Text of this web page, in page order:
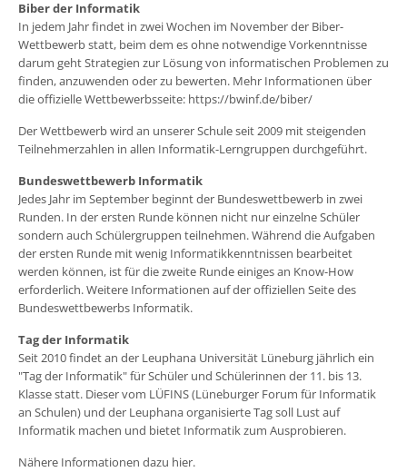
Biber der Informatik
In jedem Jahr findet in zwei Wochen im November der Biber-
Wettbewerb statt, beim dem es ohne notwendige Vorkenntnisse
darum geht Strategien zur Lösung von informatischen Problemen zu
finden, anzuwenden oder zu bewerten. Mehr Informationen über
die offizielle Wettbewerbsseite: https://bwinf.de/biber/
Der Wettbewerb wird an unserer Schule seit 2009 mit steigenden
Teilnehmerzahlen in allen Informatik-Lerngruppen durchgeführt.
Bundeswettbewerb Informatik
Jedes Jahr im September beginnt der Bundeswettbewerb in zwei
Runden. In der ersten Runde können nicht nur einzelne Schüler
sondern auch Schülergruppen teilnehmen. Während die Aufgaben
der ersten Runde mit wenig Informatikkenntnissen bearbeitet
werden können, ist für die zweite Runde einiges an Know-How
erforderlich. Weitere Informationen auf der offiziellen Seite des
Bundeswettbewerbs Informatik.
Tag der Informatik
Seit 2010 findet an der Leuphana Universität Lüneburg jährlich ein
"Tag der Informatik" für Schüler und Schülerinnen der 11. bis 13.
Klasse statt. Dieser vom LÜFINS (Lüneburger Forum für Informatik
an Schulen) und der Leuphana organisierte Tag soll Lust auf
Informatik machen und bietet Informatik zum Ausprobieren.
Nähere Informationen dazu hier.